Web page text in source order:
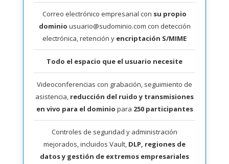
Correo electrónico empresarial con su propio
dominio usuario@sudominio.com con detección
electrónica, retención y encriptación S/MIME
Todo el espacio que el usuario necesite
Videoconferencias con grabación, seguimiento de
asistencia, reducción del ruido y transmisiones
en vivo para el dominio para 250 participantes
Controles de seguridad y administración
mejorados, incluidos Vault, DLP, regiones de
datos y gestión de extremos empresariales